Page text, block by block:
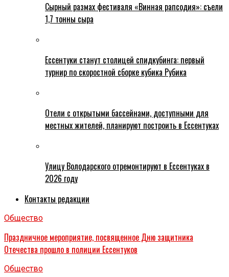
Сырный размах фестиваля «Винная рапсодия»: съели
1,7 тонны сыра
Ессентуки станут столицей спидкубинга: первый
турнир по скоростной сборке кубика Рубика
Отели с открытыми бассейнами, доступными для
местных жителей, планируют построить в Ессентуках
Улицу Володарского отремонтируют в Ессентуках в
2026 году
Контакты редакции
Общество
Праздничное мероприятие, посвященное Дню защитника
Отечества прошло в полиции Ессентуков
Общество